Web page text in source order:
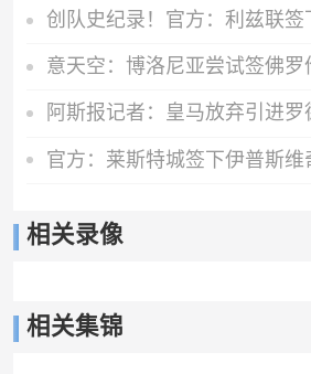
相关录像
相关集锦